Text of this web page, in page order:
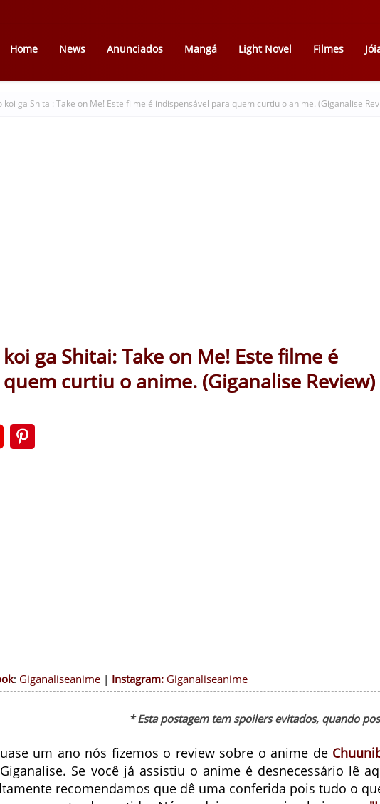
Home News Anunciados Mangá Light Novel Filmes
koi ga Shitai: Take on Me! Este filme é indispensável para quem curtiu o anime. (Giganalise
ga Shitai: Take on Me! Este filme é
curtiu o anime. (Giganalise Review)
: Giganaliseanime | Instagram: Giganaliseanime
* Esta postagem tem spoilers evitados, quando
um ano nós fizemos o review sobre o anime de
Se você já assistiu o anime é desnecessário lê
recomendamos que dê uma conferida pois tudo o